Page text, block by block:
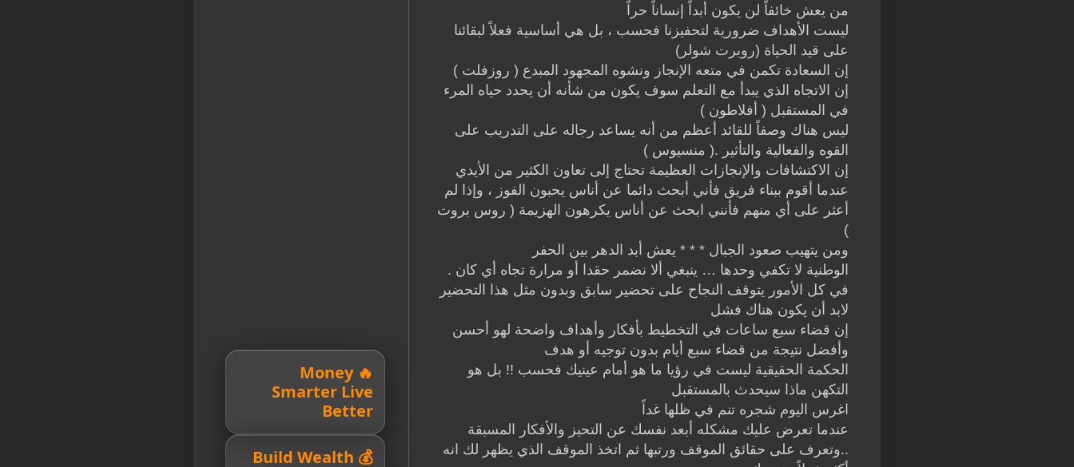
من يعش خائفاً لن يكون أبداً إنساناً حراً
ليست الأهداف ضرورية لتحفيزنا فحسب ، بل هي أساسية فعلاً لبقائنا
على قيد الحياة (روبرت شولر)
إن السعادة تكمن في متعه الإنجاز ونشوه المجهود المبدع ( روزفلت )
إن الاتجاه الذي يبدأ مع التعلم سوف يكون من شأنه أن يحدد حياه المرء
في المستقبل ( أفلاطون )
ليس هناك وصفاً للقائد أعظم من أنه يساعد رجاله على التدريب على
القوه والفعالية والتأثير .( منسيوس )
إن الاكتشافات والإنجازات العظيمة تحتاج إلى تعاون الكثير من الأيدي
عندما أقوم ببناء فريق فأني أبحث دائما عن أناس يحبون الفوز ، وإذا لم
أعثر على أي منهم فأنني ابحث عن أناس يكرهون الهزيمة ( روس بروت
)
ومن يتهيب صعود الجبال * * * يعش أبد الدهر بين الحفر
الوطنية لا تكفي وحدها … ينبغي ألا نضمر حقدا أو مرارة تجاه أي كان .
في كل الأمور يتوقف النجاح على تحضير سابق وبدون مثل هذا التحضير
لابد أن يكون هناك فشل
إن قضاء سبع ساعات في التخطيط بأفكار وأهداف واضحة لهو أحسن
وأفضل نتيجة من قضاء سبع أيام بدون توجيه أو هدف
الحكمة الحقيقية ليست في رؤيا ما هو أمام عينيك فحسب !! بل هو
التكهن ماذا سيحدث بالمستقبل
اغرس اليوم شجره تنم في ظلها غداً
عندما تعرض عليك مشكله أبعد نفسك عن التحيز والأفكار المسبقة
..وتعرف على حقائق الموقف ورتبها ثم اتخذ الموقف الذي يظهر لك انه
🔥 Money
Smarter Live
Better
💰 Build Wealth